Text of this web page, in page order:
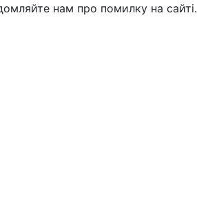
нам про помилку на сайті.